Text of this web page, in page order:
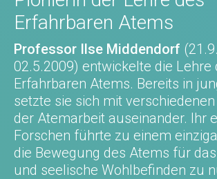
Erfahrbaren Atems
Professor Ilse Middendorf
02.5.2009) entwickelte die Lehre
Erfahrbaren Atems. Bereits in
setzte sie sich mit
der Atemarbeit auseinander. Ihr
Forschen führte zu einem
die Bewegung des Atems für
und seelische Wohlbefinden zu